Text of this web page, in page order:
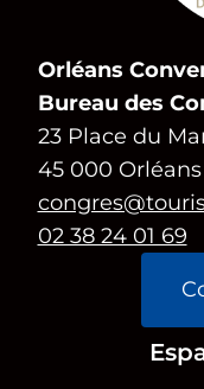
Orléans
Bureau des
23 Place du
45 000 Orléans
02 38 24 01 69